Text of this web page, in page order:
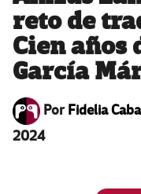
reto de
Cien años
García
Por Fidelia
2024